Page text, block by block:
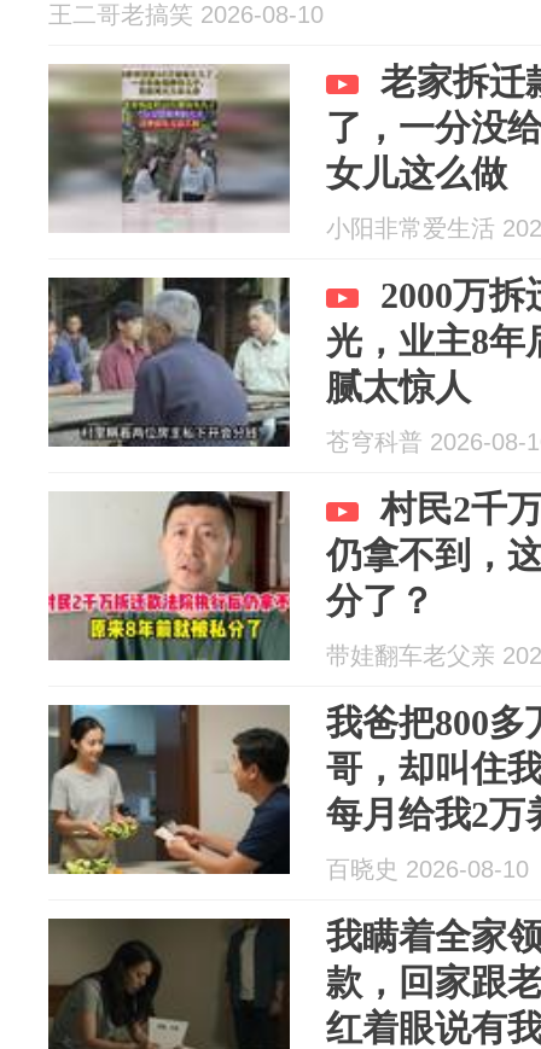
王二哥老搞笑 2026-08-10
老家拆迁
了，一分没
女儿这么做
小阳非常爱生活
2000万
光，业主8年
腻太惊人
苍穹科普 2026-08-
村民2千
仍拿不到，
分了？
带娃翻车老父亲
我爸把800多
哥，却叫住
每月给我2万
就不用给了
百晓史 2026-08-10
我瞒着全家
款，回家跟
红着眼说有